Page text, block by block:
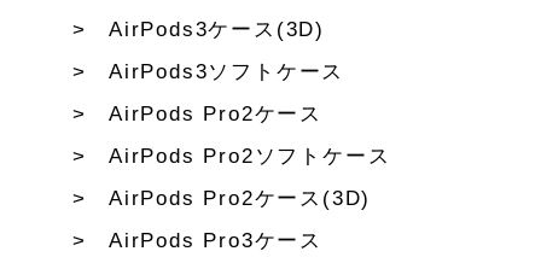
AirPods3ケース(3D)
AirPods3ソフトケース
AirPods Pro2ケース
AirPods Pro2ソフトケース
AirPods Pro2ケース(3D)
AirPods Pro3ケース